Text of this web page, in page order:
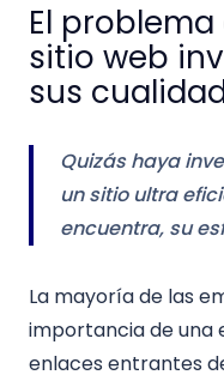
El
sitio web
sus
Quizás haya
un sitio ultra
encuentra, su
La mayoría de las
importancia de una
enlaces entrantes